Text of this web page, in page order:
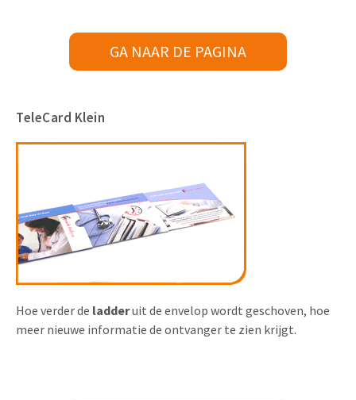
GA NAAR DE PAGINA
TeleCard Klein
Hoe verder de ladderuit de envelop wordt geschoven, hoe
meer nieuwe informatie de ontvanger te zien krijgt.